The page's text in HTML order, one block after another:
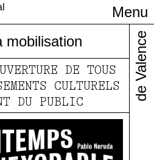
Menu
pratiques
mobilisation
DE TOUS
CULTURELS
DU PUBLIC
de Valence